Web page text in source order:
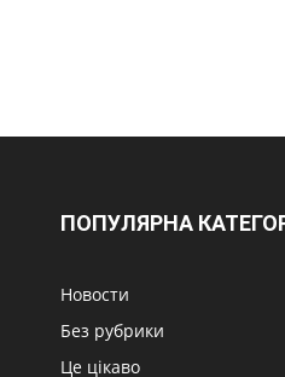
ПОПУЛЯРНА
Новости
Без рубрики
Це цікаво